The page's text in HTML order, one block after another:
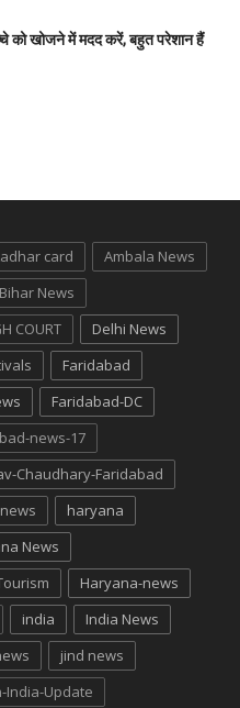
को खोजने में मदद करें, बहुत परेशान हैं
card
Ambala News
Bihar News
COURT
Delhi News
Faridabad
Faridabad-DC
news-17
Chaudhary-Faridabad
haryana
News
Haryana-news
india
India News
jind news
India-Update